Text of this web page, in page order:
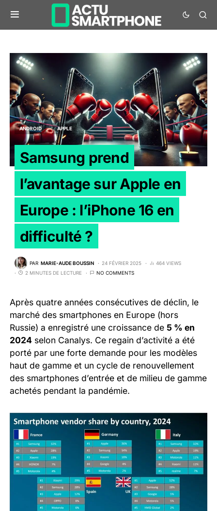
ANDROID APPLE
Samsung prend
l’avantage sur Apple en
Europe : l’iPhone 16 en
difficulté ?
PAR MARIE-AUDE BOUSSIN 24 FÉVRIER 2025
464 VIEWS
2 MINUTES DE LECTURE
NO COMMENTS
Après quatre années consécutives de déclin, le
marché des smartphones en Europe (hors
Russie) a enregistré une croissance de 5 % en
2024 selon Canalys. Ce regain d’activité a été
porté par une forte demande pour les modèles
haut de gamme et un cycle de renouvellement
des smartphones d’entrée et de milieu de gamme
achetés pendant la pandémie.